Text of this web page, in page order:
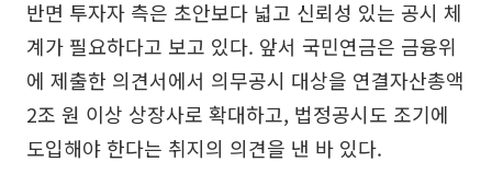
반면 투자자 측은 초안보다 넓고 신뢰성 있는 공시 체
계가 필요하다고 보고 있다. 앞서 국민연금은 금융위
에 제출한 의견서에서 의무공시 대상을 연결자산총액
2조 원 이상 상장사로 확대하고, 법정공시도 조기에
도입해야 한다는 취지의 의견을 낸 바 있다.